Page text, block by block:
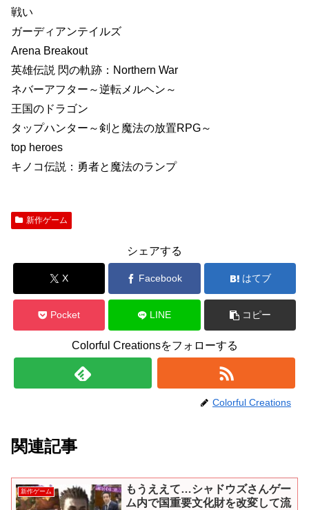
戦い
ガーディアンテイルズ
Arena Breakout
英雄伝説 閃の軌跡：Northern War
ネバーアフター～逆転メルヘン～
王国のドラゴン
タップハンター～剣と魔法の放置RPG～
top heroes
キノコ伝説：勇者と魔法のランプ
新作ゲーム
シェアする
X Facebook はてブ
Pocket LINE コピー
Colorful Creationsをフォローする
Colorful Creations
関連記事
新作ゲーム
もうええて…シャドウズさんゲー
ム内で国重要文化財を改変して流